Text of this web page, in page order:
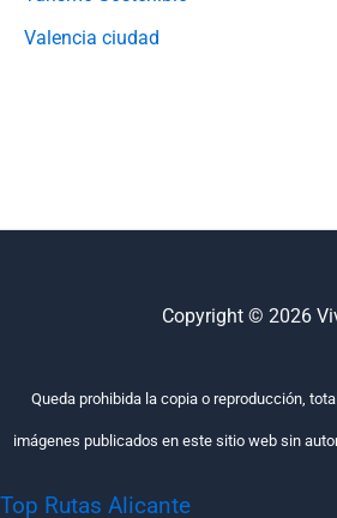
Valencia ciudad
Copyright © 2026
Queda prohibida la copia o reproducción,
imágenes publicados en este sitio web sin
Top Rutas Alicante